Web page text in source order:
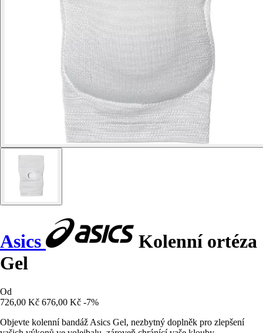
Asics
Kolenní ortéza
Gel
Od
726,00 Kč 676,00 Kč -7%
Objevte kolenní bandáž Asics Gel, nezbytný doplněk pro zlepšení